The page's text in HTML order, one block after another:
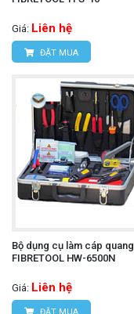
Giá: Liên hệ
ĐẶT MUA
Bộ dụng cụ làm cáp quang
FIBRETOOL HW-6500N
Giá: Liên hệ